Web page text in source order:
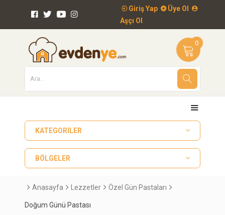
Giriş Yap
Üye Ol
Aşçı Ol
0
KATEGORILER
BÖLGELER
Anasayfa Lezzetler Özel Gün Pastaları
Doğum Günü Pastası